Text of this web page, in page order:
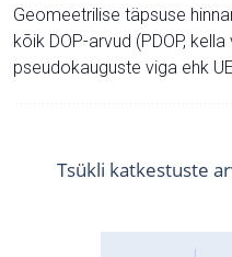
Geomeetrilise täpsuse
kõik DOP-arvud (PDOP,
pseudokauguste viga ehk
Tsükli katkestuste